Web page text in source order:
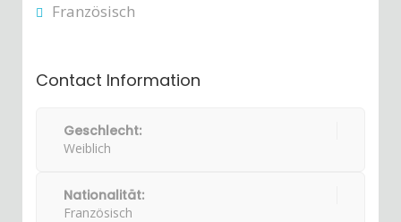
Französisch
Contact Information
Geschlecht:
Weiblich
Nationalität:
Französisch